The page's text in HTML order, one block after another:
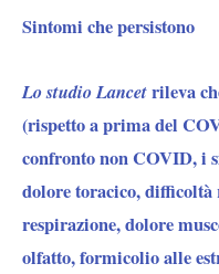
Sintomi che persistono
Lo studio Lancetrileva
(rispetto a prima del
confronto non COVID, i
dolore toracico,
respirazione, dolore
olfatto, formicolio alle